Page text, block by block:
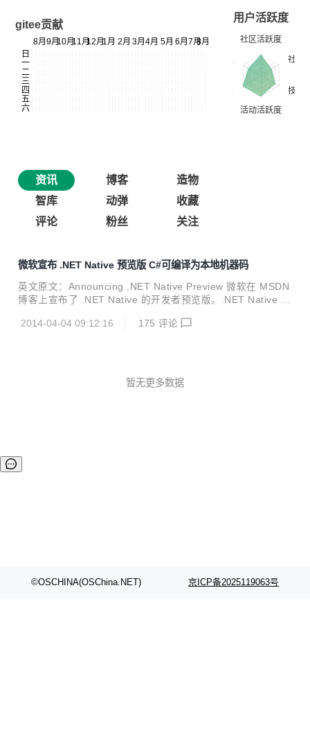
gitee贡献
用户活跃度
资讯 博客
造物
智库
动弹
收藏
评论
粉丝 关注
微软宣布 .NET Native 预览版 C#可编译为本地机器码
英文原文：Announcing .NET Native Preview 微软在 MSDN
博客上宣布了 .NET Native 的开发者预览版。.NET Native 可
受 C# 的高生产力，而且能拥有 C++ 般的性能。鱼与熊掌不
少。 目前开发者可以使用该开发者预览版构建基于 ARM 或 x
2014-04-04 09:12:16 175 评论
暂无更多数据
©OSCHINA(OSChina.NET) 京ICP备2025119063号